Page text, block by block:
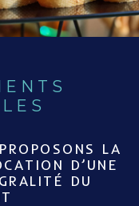
LA
D’UNE
DU